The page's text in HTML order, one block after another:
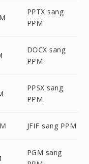
PPTX sang
PPM
DOCX sang
PPM
PPSX sang
PPM
JFIF sang PPM
PGM sang